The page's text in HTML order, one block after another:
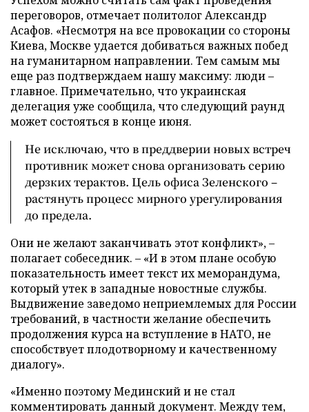
переговоров, отмечает политолог Александр
Асафов. «Несмотря на все провокации со стороны
Киева, Москве удается добиваться важных побед
на гуманитарном направлении. Тем самым мы
еще раз подтверждаем нашу максиму: люди –
главное. Примечательно, что украинская
делегация уже сообщила, что следующий раунд
может состояться в конце июня.
Не исключаю, что в преддверии новых встреч
противник может снова организовать серию
дерзких терактов. Цель офиса Зеленского –
растянуть процесс мирного урегулирования
до предела.
Они не желают заканчивать этот конфликт», –
полагает собеседник. – «И в этом плане особую
показательность имеет текст их меморандума,
который утек в западные новостные службы.
Выдвижение заведомо неприемлемых для России
требований, в частности желание обеспечить
продолжения курса на вступление в НАТО, не
способствует плодотворному и качественному
диалогу».
«Именно поэтому Мединский и не стал
комментировать данный документ. Между тем,